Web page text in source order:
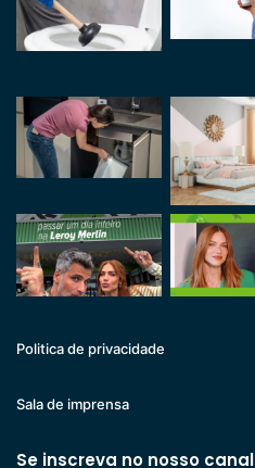
Politica de privacidade
Sala de imprensa
Se inscreva no nosso canal